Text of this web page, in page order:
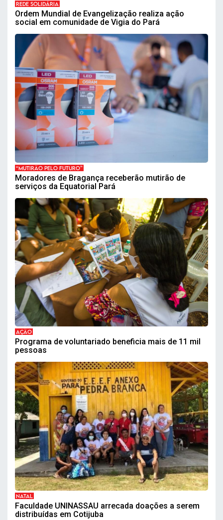
REDE SOLIDÁRIA
Ordem Mundial de Evangelização realiza ação
social em comunidade de Vigia do Pará
“MUTIRÃO PELO FUTURO”
Moradores de Bragança receberão mutirão de
serviços da Equatorial Pará
AÇÃO
Programa de voluntariado beneficia mais de 11 mil
pessoas
NATAL
Faculdade UNINASSAU arrecada doações a serem
distribuídas em Cotijuba